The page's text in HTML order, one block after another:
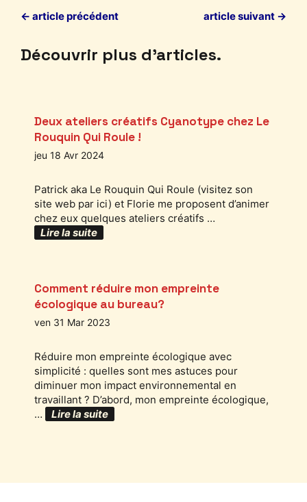
← article précédent article suivant →
Découvrir plus d’articles.
Deux ateliers créatifs Cyanotype chez Le
Rouquin Qui Roule !
jeu 18 Avr 2024
Patrick aka Le Rouquin Qui Roule (visitez son
site web par ici) et Florie me proposent d’animer
chez eux quelques ateliers créatifs …
Lire la suite
Comment réduire mon empreinte
écologique au bureau?
ven 31 Mar 2023
Réduire mon empreinte écologique avec
simplicité : quelles sont mes astuces pour
diminuer mon impact environnemental en
travaillant ? D’abord, mon empreinte écologique,
…
Lire la suite